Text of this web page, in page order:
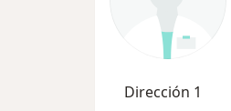
Dirección 1